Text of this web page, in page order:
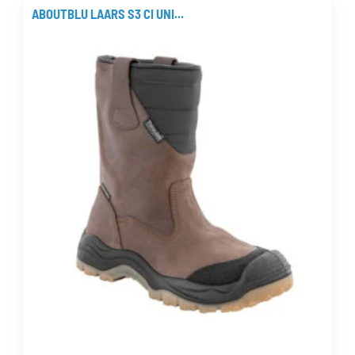
meerdere
Deze
gekozen
worden
productpagina
ABOUTBLU LAARS S3 CI UNI...